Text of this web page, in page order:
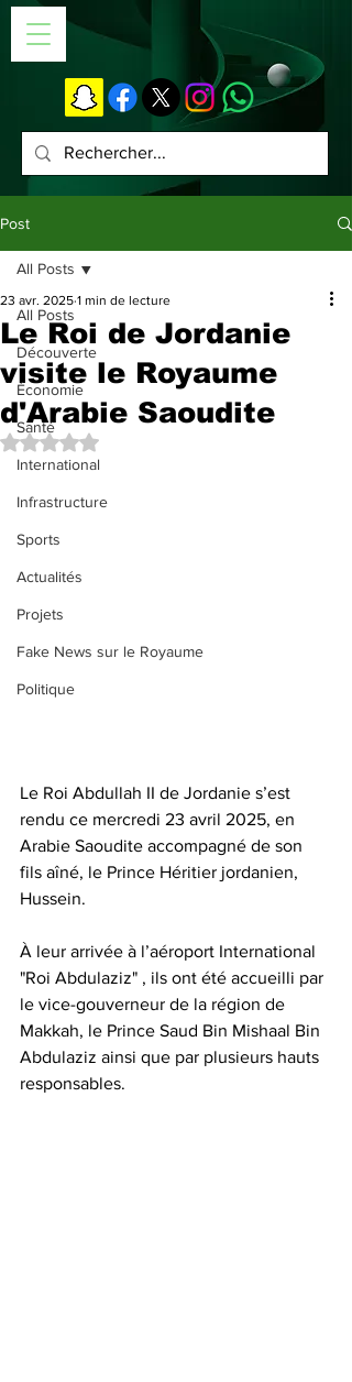
Post
All Posts
Découverte
Économie
Santé
International
Infrastructure
Sports
Actualités
Projets
Fake News sur le Royaume
Politique
All Posts
Le Roi de Jordanie
visite le Royaume
d'Arabie Saoudite
23 avr. 2025 1 min de lecture
Noté NaN étoiles sur 5.
Le Roi Abdullah II de Jordanie s’est
rendu ce mercredi 23 avril 2025, en
Arabie Saoudite accompagné de son
fils aîné, le Prince Héritier jordanien,
Hussein.
À leur arrivée à l’aéroport International
"Roi Abdulaziz" , ils ont été accueilli par
le vice-gouverneur de la région de
Makkah, le Prince Saud Bin Mishaal Bin
Abdulaziz ainsi que par plusieurs hauts
responsables.